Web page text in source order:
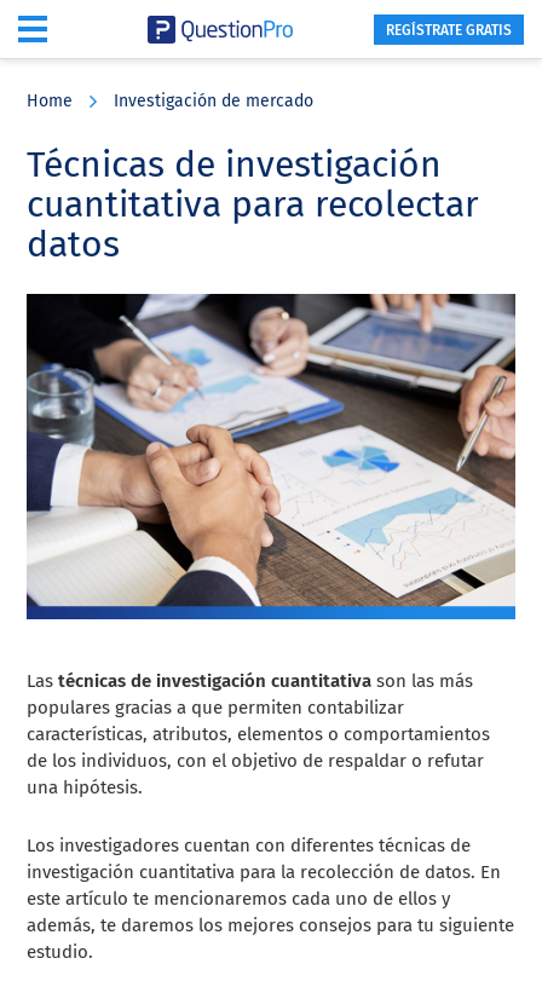
content
sidebar
REGÍSTRATE GRATIS
Home Investigación de mercado
Técnicas de investigación
cuantitativa para recolectar
datos
Lastécnicas de investigación cuantitativason las más
populares gracias a que permiten contabilizar
características, atributos, elementos o comportamientos
de los individuos, con el objetivo de respaldar o refutar
una hipótesis.
Los investigadores cuentan con diferentes técnicas de
investigación cuantitativa para la recolección de datos. En
este artículo te mencionaremos cada uno de ellos y
además, te daremos los mejores consejos para tu siguiente
estudio.